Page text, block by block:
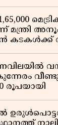
മന്ത്രി
കടകൾക്ക്
രൂപയായി